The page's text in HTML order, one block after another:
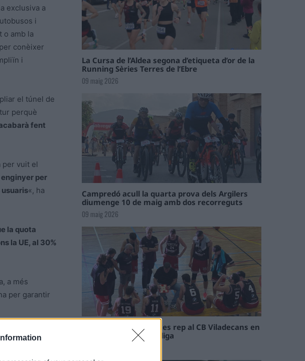
exclusiva a
i
o amb la
conèixer
i
el túnel de
perquè
fent
per vuit el
enginyer per
usuaris«, ha
la quota
la UE, al 30%
a més
per garantir
entre
La Cursa de l’Aldea segona d’etiqueta d’or de la
Running Sèries Terres de l’Ebre
09 maig 2026
Campredó acull la quarta prova dels Argilers
diumenge 10 de maig amb dos recorreguts
09 maig 2026
El Cantaires amb baixes rep al CB Viladecans en
el tram decisiu de la lliga